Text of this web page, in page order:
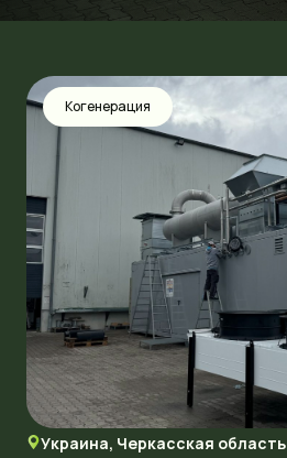
Украина, Черкасская область
Когенерация